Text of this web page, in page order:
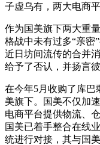
子虚乌有，两大电商
作为国美旗下两大重
格战中未有过多“亲密
近日坊间流传的合并
给予了否认，并扬言
在今年5月收购了库巴
美旗下。国美不仅加
电商平台提供物流、
国美已着手整合在线
统进行对接，其与国